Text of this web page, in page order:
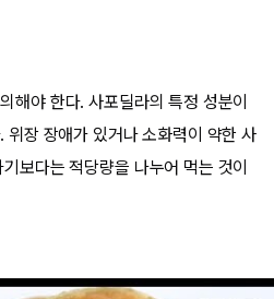
해야 한다. 사포딜라의 특정 성분이
위장 장애가 있거나 소화력이 약한 사
보다는 적당량을 나누어 먹는 것이